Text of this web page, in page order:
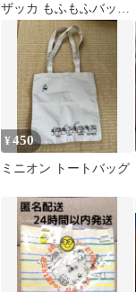
ザッカ もふもふバッグ
ボブ&ティム 未開封
¥450
ミニオン トートバッグ